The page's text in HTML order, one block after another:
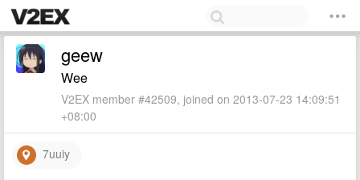
geew
Wee
V2EX member #42509, joined on 2013-07-23 14:09:51
+08:00
7uuiy